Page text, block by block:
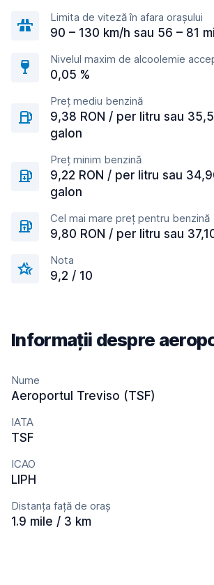
Limita de viteză în afara orașului
90 – 130 km/h sau 56 – 81
Nivelul maxim de alcoolemie
0,05 %
Preț mediu benzină
9,38 RON / per litru sau
galon
Preț minim benzină
9,22 RON / per litru sau
galon
Cel mai mare preț pentru benzină
9,80 RON / per litru sau
Nota
9,2 / 10
Informații despre
Nume
Aeroportul Treviso (TSF)
IATA
TSF
ICAO
LIPH
Distanța față de oraș
1.9 mile / 3 km